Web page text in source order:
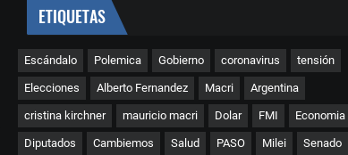
ETIQUETAS
Escándalo Polemica Gobierno coronavirus tensión
Elecciones Alberto Fernandez Macri Argentina
cristina kirchner mauricio macri Dolar FMI Economia
Diputados Cambiemos Salud PASO Milei Senado